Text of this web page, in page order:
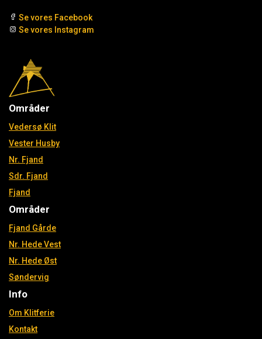
Se vores Facebook
Se vores Instagram
Områder
Vedersø Klit
Vester Husby
Nr. Fjand
Sdr. Fjand
Fjand
Områder
Fjand Gårde
Nr. Hede Vest
Nr. Hede Øst
Søndervig
Info
Om Klitferie
Kontakt